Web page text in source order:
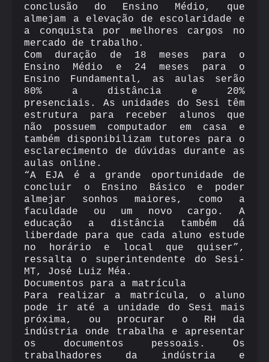
conclusão do Ensino Médio, que
almejam a elevação de escolaridade e
a conquista por melhores cargos no
mercado de trabalho.
Com duração de 18 meses para o
Ensino Médio e 24 meses para o
Ensino Fundamental, as aulas serão
80% a distância e 20%
presenciais. As unidades do Sesi têm
estrutura para receber alunos que
não possuem computador em casa e
também disponibilizam tutores para o
esclarecimento de dúvidas durante as
aulas online.
“A EJA é a grande oportunidade de
concluir o Ensino Básico e poder
almejar sonhos maiores, como a
faculdade ou um novo cargo. A
educação a distância também dá
liberdade para que cada aluno estude
no horário e local que quiser”,
ressalta o superintendente do Sesi-
MT, José Luiz Méa.
Documentos para a matrícula
Para realizar a matrícula, o aluno
pode ir até a unidade do Sesi mais
próxima, ou procurar o RH da
indústria onde trabalha e apresentar
os documentos pessoais. Os
trabalhadores da indústria e